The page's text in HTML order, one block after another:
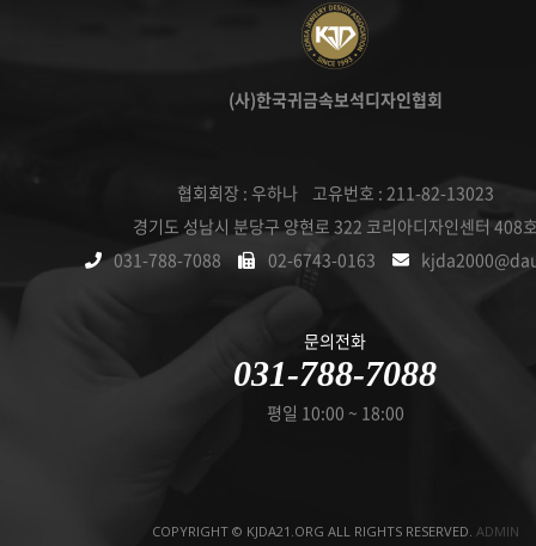
(사)한국귀금속보석디자인협회
협회회장 : 우하나 고유번호 : 211-82-13023
경기도 성남시 분당구 양현로 322 코리아디자인센터 408
031-788-7088
02-6743-0163
문의전화
031-788-7088
평일 10:00 ~ 18:00
COPYRIGHT © KJDA21.ORG ALL RIGHTS RESERVED. ADMIN